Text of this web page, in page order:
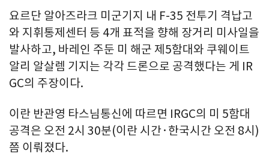
요르단 알아즈라크 미군기지 내 F-35 전투기 격납고
와 지휘통제센터 등 4개 표적을 향해 장거리 미사일을
발사하고, 바레인 주둔 미 해군 제5함대와 쿠웨이트
알리 알살렘 기지는 각각 드론으로 공격했다는 게 IR
GC의 주장이다.
이란 반관영 타스님통신에 따르면 IRGC의 미 5함대
공격은 오전 2시 30분(이란 시간·한국시간 오전 8시)
쯤 이뤄졌다.